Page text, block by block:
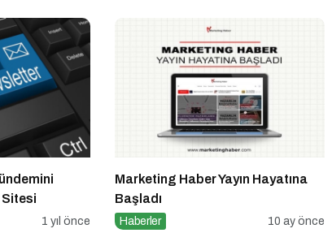
Sitesi
1 yıl önce
Marketing Haber Yayın Hayatına
Başladı
Haberler 10 ay önce